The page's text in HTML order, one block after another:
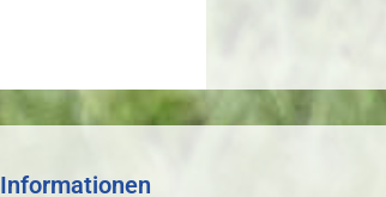
Informationen